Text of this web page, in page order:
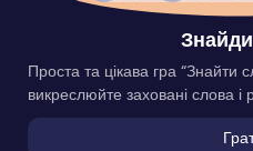
Проста та цікава гра “Знайти
викреслюйте заховані слова і